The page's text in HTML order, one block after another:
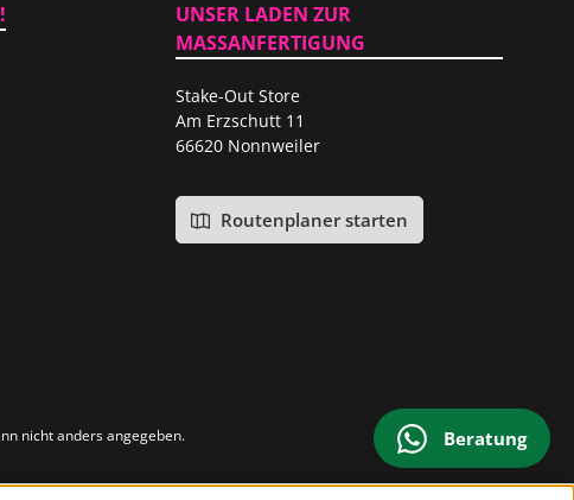
UNSER LADEN ZUR
MASSANFERTIGUNG
Stake-Out Store
Am Erzschutt 11
66620 Nonnweiler
Routenplaner starten
nicht anders angegeben.
Beratung